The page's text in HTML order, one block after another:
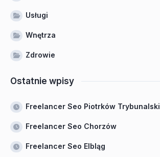
Usługi
Wnętrza
Zdrowie
Ostatnie wpisy
Freelancer Seo Piotrków Trybunalski
Freelancer Seo Chorzów
Freelancer Seo Elbląg